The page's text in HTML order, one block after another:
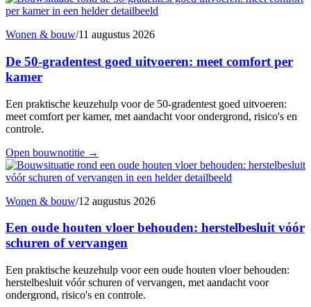
Wonen & bouw/11 augustus 2026
De 50-gradentest goed uitvoeren: meet comfort per
kamer
Een praktische keuzehulp voor de 50-gradentest goed uitvoeren:
meet comfort per kamer, met aandacht voor ondergrond, risico's en
controle.
Open bouwnotitie →
Wonen & bouw/12 augustus 2026
Een oude houten vloer behouden: herstelbesluit vóór
schuren of vervangen
Een praktische keuzehulp voor een oude houten vloer behouden:
herstelbesluit vóór schuren of vervangen, met aandacht voor
ondergrond, risico's en controle.